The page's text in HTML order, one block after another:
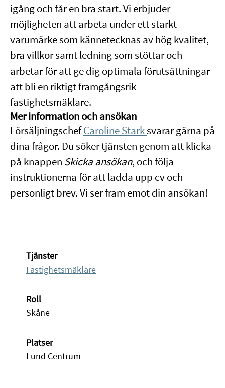
igång och får en bra start. Vi erbjuder
möjligheten att arbeta under ett starkt
varumärke som kännetecknas av hög kvalitet,
bra villkor samt ledning som stöttar och
arbetar för att ge dig optimala förutsättningar
att bli en riktigt framgångsrik
fastighetsmäklare.
Mer information och ansökan
FörsäljningschefCaroline Starksvarar gärna på
dina frågor. Du söker tjänsten genom att klicka
på knappen Skicka ansökan, och följa
instruktionerna för att ladda upp cv och
personligt brev. Vi ser fram emot din ansökan!
Tjänster
Fastighetsmäklare
Roll
Skåne
Platser
Lund Centrum